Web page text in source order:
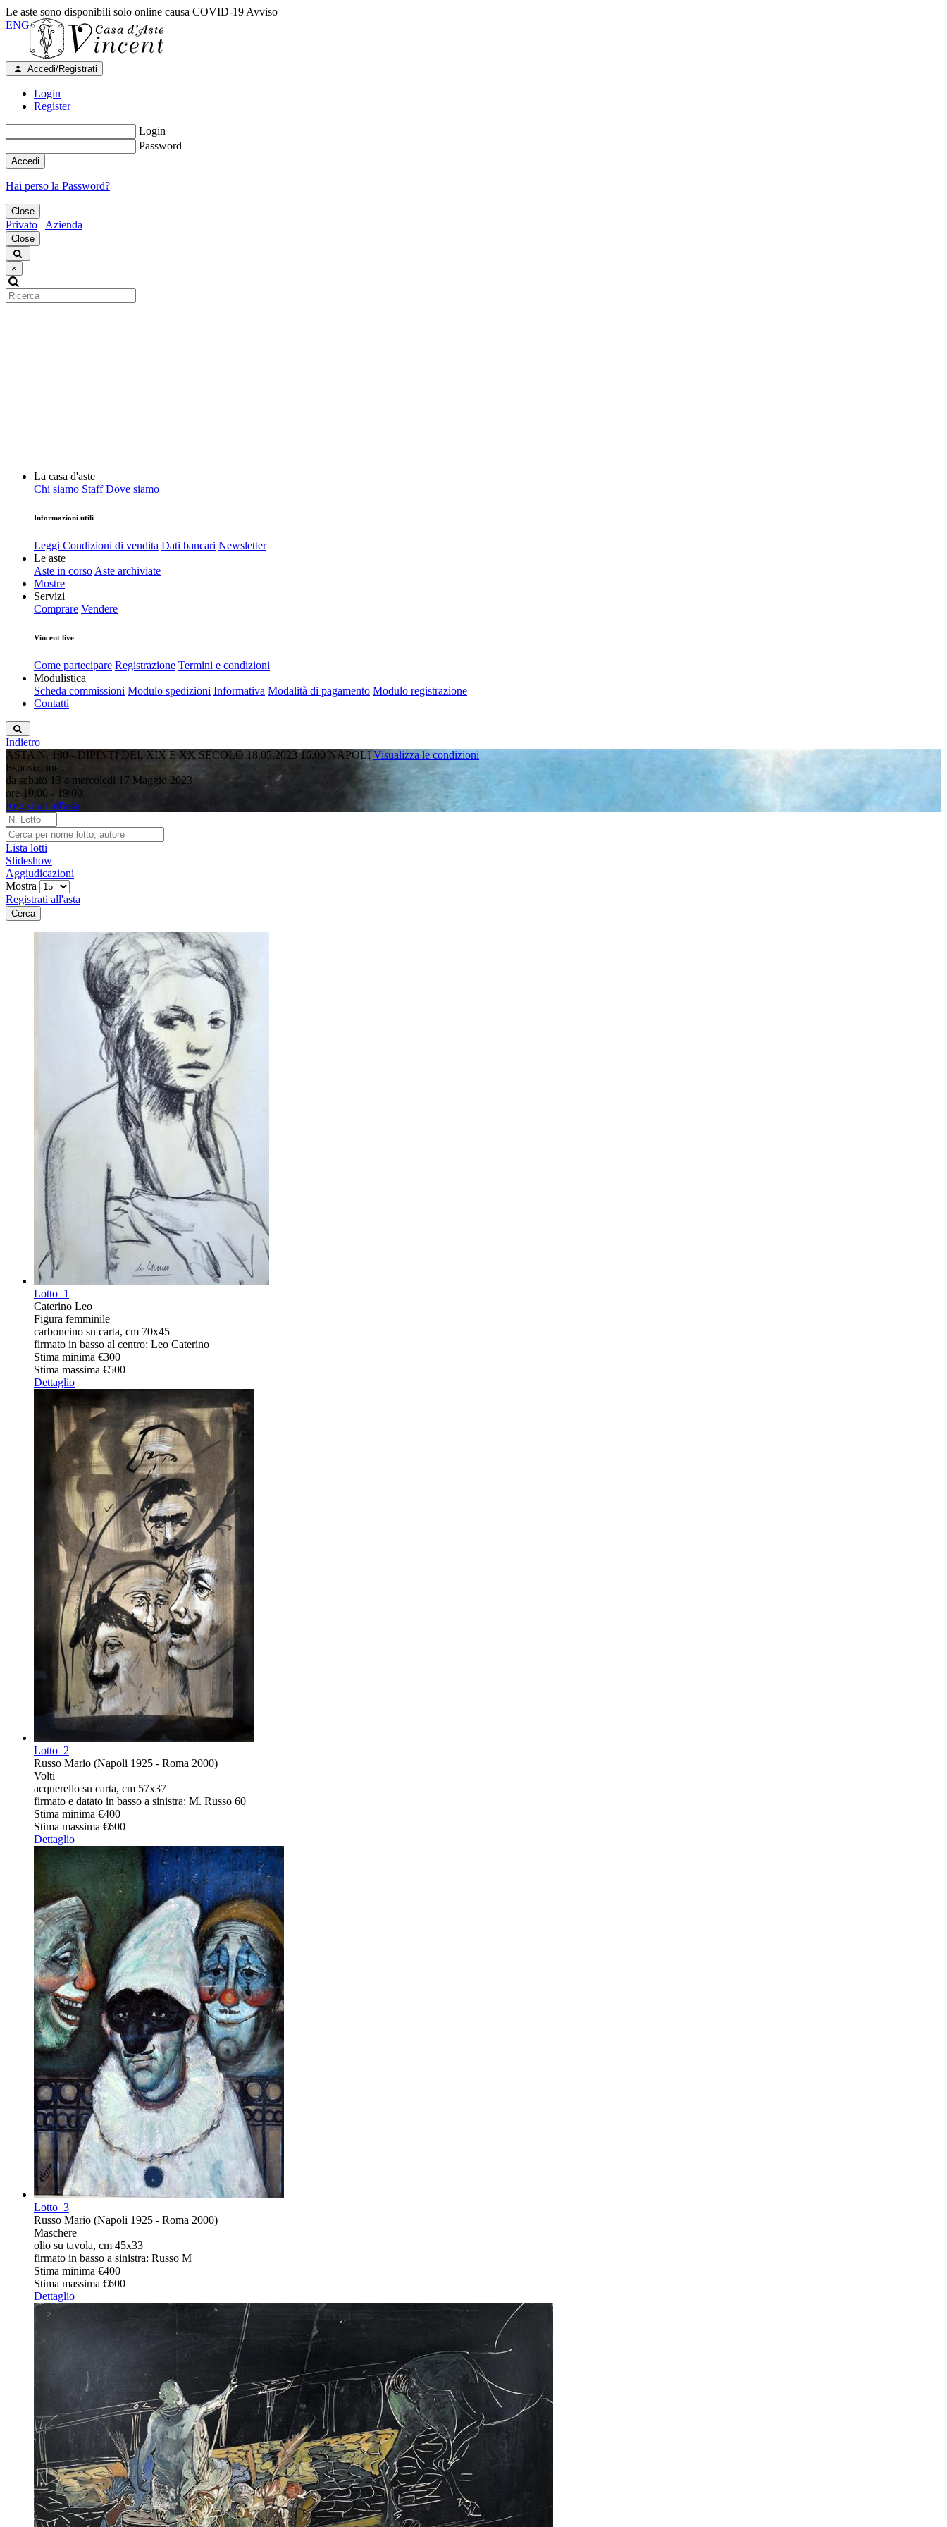
Le aste sono disponibili solo online causa COVID-19 Avviso
ENG
Accedi/Registrati
Login
Register
Login
Password
Accedi
Hai perso la Password?
Close
Privato Azienda
Close
×
La casa d'aste
Chi siamo Staff Dove siamo
Informazioni utili
Leggi Condizioni di vendita Dati bancari Newsletter
Le aste
Aste in corso Aste archiviate
Mostre
Servizi
Comprare Vendere
Vincent live
Come partecipare Registrazione Termini e condizioni
Modulistica
Scheda commissioni Modulo spedizioni Informativa Modalità di pagamento Modulo registrazione
Contatti
Indietro
ASTA N. 180 - DIPINTI DEL XIX E XX SECOLO 18.05.2023 16:00 NAPOLI Visualizza le condizioni
Esposizione:
da sabato 13 a mercoledì 17 Maggio 2023
ore 10:00 - 19:00
Registrati all'asta
Lista lotti
Slideshow
Aggiudicazioni
Mostra
Registrati all'asta
Lotto 1
Caterino Leo
Figura femminile
carboncino su carta, cm 70x45
firmato in basso al centro: Leo Caterino
Stima minima €300
Stima massima €500
Dettaglio
Lotto 2
Russo Mario (Napoli 1925 - Roma 2000)
Volti
acquerello su carta, cm 57x37
firmato e datato in basso a sinistra: M. Russo 60
Stima minima €400
Stima massima €600
Dettaglio
Lotto 3
Russo Mario (Napoli 1925 - Roma 2000)
Maschere
olio su tavola, cm 45x33
firmato in basso a sinistra: Russo M
Stima minima €400
Stima massima €600
Dettaglio